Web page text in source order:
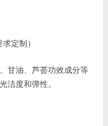
定制）
甘油、芦荟功效成分等
洁度和弹性。